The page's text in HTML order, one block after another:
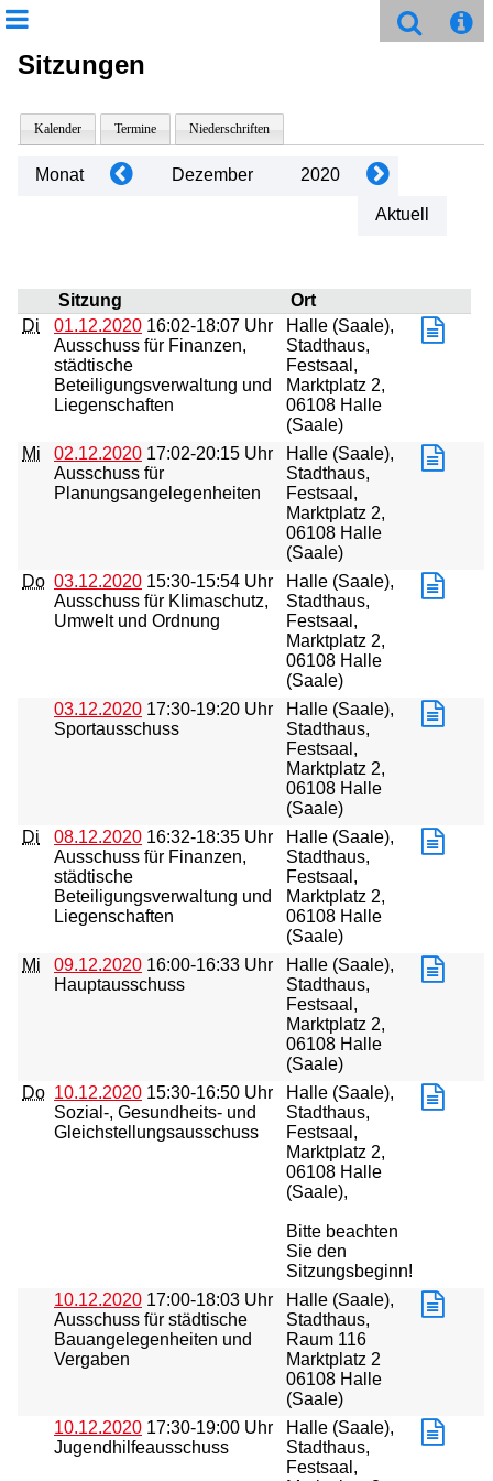
Sitzungen
Kalender Termine Niederschriften
Monat Dezember 2020
Aktuell
Sitzung
Ort
Di
01.12.2020 16:02-18:07 Uhr
Ausschuss für Finanzen,
städtische
Beteiligungsverwaltung und
Liegenschaften
Halle (Saale),
Stadthaus,
Festsaal,
Marktplatz 2,
06108 Halle
(Saale)
Mi
02.12.2020 17:02-20:15 Uhr
Ausschuss für
Planungsangelegenheiten
Halle (Saale),
Stadthaus,
Festsaal,
Marktplatz 2,
06108 Halle
(Saale)
Do 03.12.2020 15:30-15:54 Uhr
Ausschuss für Klimaschutz,
Umwelt und Ordnung
Halle (Saale),
Stadthaus,
Festsaal,
Marktplatz 2,
06108 Halle
(Saale)
03.12.2020 17:30-19:20 Uhr
Sportausschuss
Halle (Saale),
Stadthaus,
Festsaal,
Marktplatz 2,
06108 Halle
(Saale)
Di
08.12.2020 16:32-18:35 Uhr
Ausschuss für Finanzen,
städtische
Beteiligungsverwaltung und
Liegenschaften
Halle (Saale),
Stadthaus,
Festsaal,
Marktplatz 2,
06108 Halle
(Saale)
Mi
09.12.2020 16:00-16:33 Uhr
Hauptausschuss
Halle (Saale),
Stadthaus,
Festsaal,
Marktplatz 2,
06108 Halle
(Saale)
Do 10.12.2020 15:30-16:50 Uhr
Sozial-, Gesundheits- und
Gleichstellungsausschuss
Halle (Saale),
Stadthaus,
Festsaal,
Marktplatz 2,
06108 Halle
(Saale),
Bitte beachten
Sie den
Sitzungsbeginn!
10.12.2020 17:00-18:03 Uhr
Ausschuss für städtische
Bauangelegenheiten und
Vergaben
Halle (Saale),
Stadthaus,
Raum 116
Marktplatz 2
06108 Halle
(Saale)
10.12.2020 17:30-19:00 Uhr
Jugendhilfeausschuss
Halle (Saale),
Stadthaus,
Festsaal,